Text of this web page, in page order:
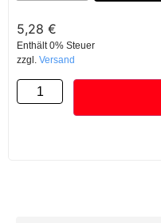
5,28 €
Enthält 0% Steuer
zzgl. Versand